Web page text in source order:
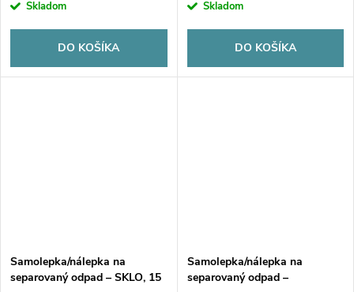
Skladom
DO KOŠÍKA
Skladom
DO KOŠÍKA
Samolepka/nálepka na
separovaný odpad – SKLO, 15
Samolepka/nálepka na
separovaný odpad –